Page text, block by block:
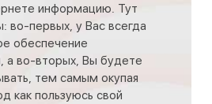
информацию. Тут
во-первых, у Вас всегда
обеспечение
а во-вторых, Вы будете
тем самым окупая
как пользуюсь свой